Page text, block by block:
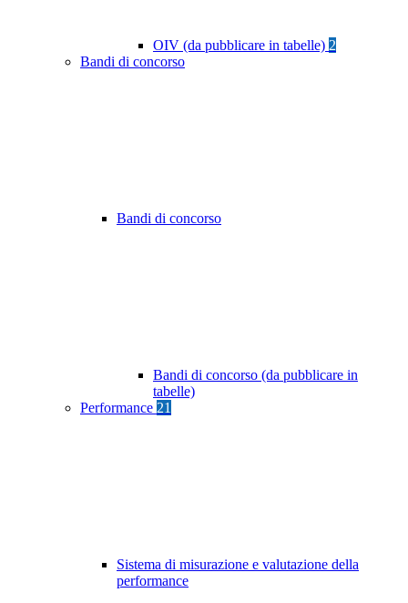
OIV (da pubblicare in tabelle) 2
Bandi di concorso
Bandi di concorso
Bandi di concorso (da pubblicare in
tabelle)
Performance 21
Sistema di misurazione e valutazione della
performance